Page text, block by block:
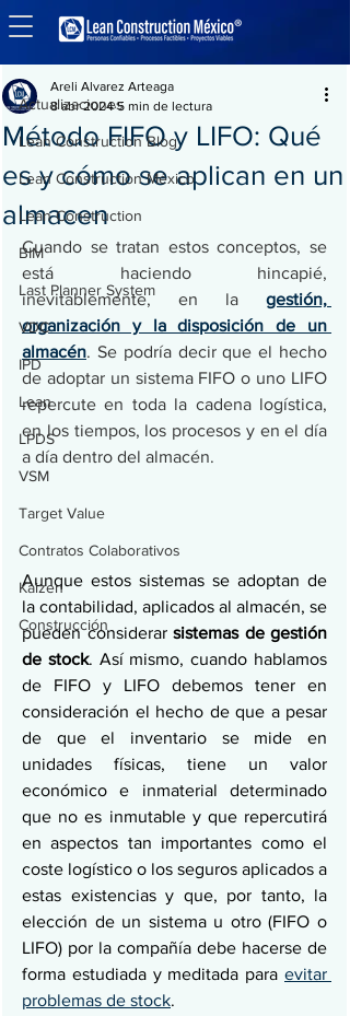
Entrada
Actualizaciones
Lean Construction Blog
Lean Construction México
Lean Construction
BIM
Last Planner System
VDC
IPD
Lean
LPDS
VSM
Target Value
Contratos Colaborativos
Kaizen
Construcción
Método FIFO y LIFO: Qué
es y cómo se aplican en un
almacen
Areli Alvarez Arteaga
8 abr 2024 5 min de lectura
Cuando se tratan estos conceptos, se
está haciendo hincapié,
inevitablemente, en la gestión,
organización y la disposición de un
almacén. Se podría decir que el hecho
de adoptar un sistema FIFO o uno LIFO
repercute en toda la cadena logística,
en los tiempos, los procesos y en el día
a día dentro del almacén.
Aunque estos sistemas se adoptan de
la contabilidad, aplicados al almacén, se
pueden considerar sistemas de gestión
de stock. Así mismo, cuando hablamos
de FIFO y LIFO debemos tener en
consideración el hecho de que a pesar
de que el inventario se mide en
unidades físicas, tiene un valor
económico e inmaterial determinado
que no es inmutable y que repercutirá
en aspectos tan importantes como el
coste logístico o los seguros aplicados a
estas existencias y que, por tanto, la
elección de un sistema u otro (FIFO o
LIFO) por la compañía debe hacerse de
forma estudiada y meditada para evitar
problemas de stock.